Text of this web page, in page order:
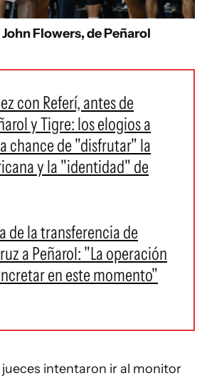
John Flowers, de Peñarol
con Referí, antes de
y Tigre: los elogios a
chance de "disfrutar" la
y la "identidad" de
de la transferencia de
a Peñarol: "La operación
en este momento"
intentaron ir al monitor